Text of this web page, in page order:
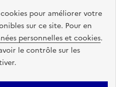
pour améliorer votre
sur ce site. Pour en
personnelles et cookies.
le contrôle sur les
Mentions légales